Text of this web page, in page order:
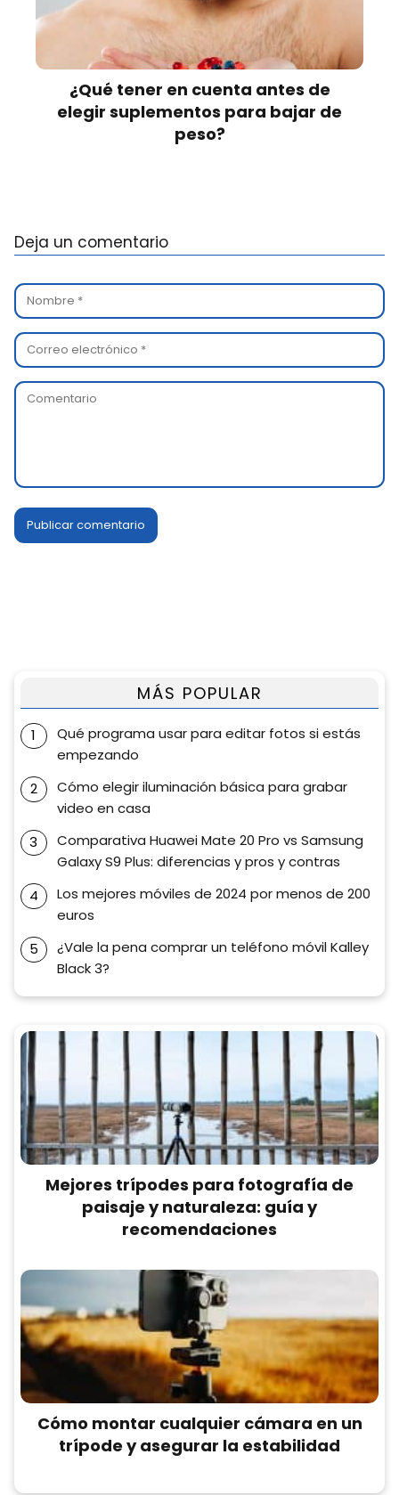
¿Qué tener en cuenta antes de
elegir suplementos para bajar de
peso?
Deja un comentario
MÁS POPULAR
Qué programa usar para editar fotos si estás
empezando
Cómo elegir iluminación básica para grabar
video en casa
Comparativa Huawei Mate 20 Pro vs Samsung
Galaxy S9 Plus: diferencias y pros y contras
Los mejores móviles de 2024 por menos de 200
euros
¿Vale la pena comprar un teléfono móvil Kalley
Black 3?
Mejores trípodes para fotografía de
paisaje y naturaleza: guía y
recomendaciones
Cómo montar cualquier cámara en un
trípode y asegurar la estabilidad